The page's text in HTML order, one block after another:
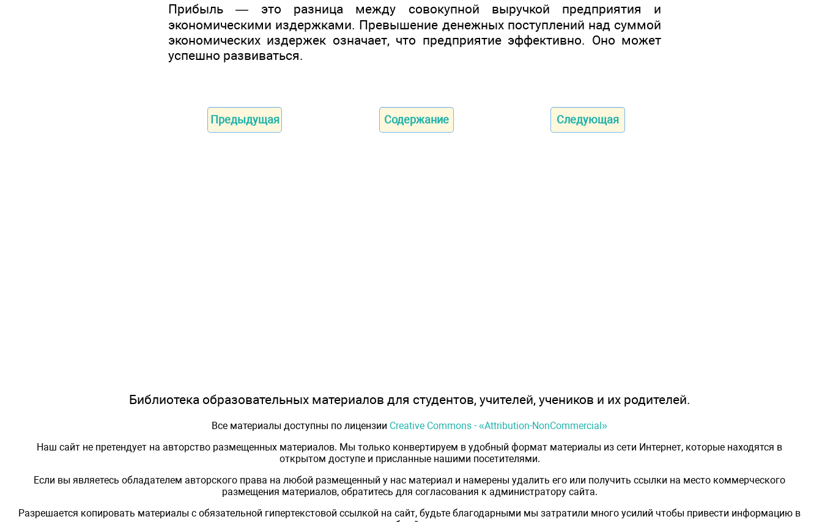
Прибыль — это разница между совокупной выручкой предприятия и
экономическими издержками. Превышение денежных поступлений над суммой
экономических издержек означает, что предприятие эффективно. Оно может
успешно развиваться.
Предыдущая Содержание Следующая
Библиотека образовательных материалов для студентов, учителей, учеников и их родителей.
Все материалы доступны по лицензии Creative Commons - «Attribution-NonCommercial»
Наш сайт не претендует на авторство размещенных материалов. Мы только конвертируем в удобный формат материалы из сети Интернет, которые находятся в
открытом доступе и присланные нашими посетителями.
Если вы являетесь обладателем авторского права на любой размещенный у нас материал и намерены удалить его или получить ссылки на место коммерческого
размещения материалов, обратитесь для согласования к администратору сайта.
Разрешается копировать материалы с обязательной гипертекстовой ссылкой на сайт, будьте благодарными мы затратили много усилий чтобы привести информацию в